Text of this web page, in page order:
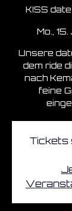
KISS
Mo.,
Unsere
dem ride
nach
feine
Tickets